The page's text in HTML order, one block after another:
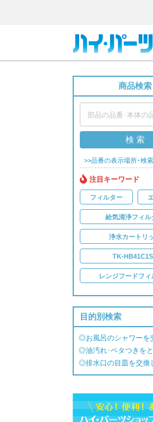
商品検索
検 索
>>品番の表示場所･検
注目キーワード
フィルター
給気清浄フィル
浄水カートリ
TK-
レンジフードフィ
目的別検索
◎お風呂のシャワーを
◎油汚れ･ベタつきを
◎排水口の目皿を交換